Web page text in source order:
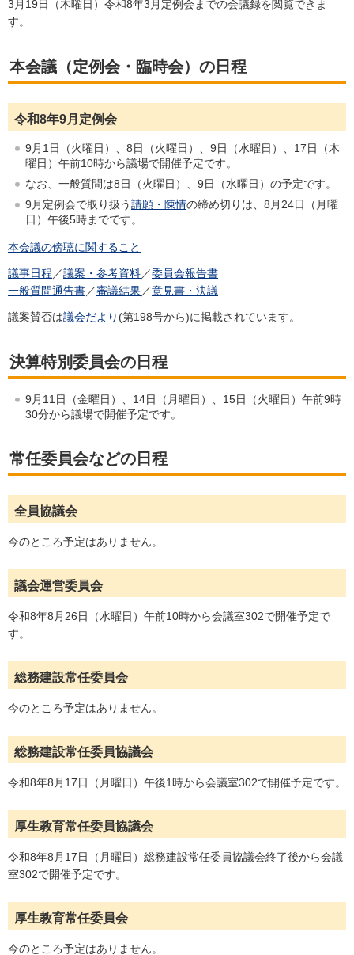
3月19日（木曜日）令和8年3月定例会までの会議録を閲覧できま
す。
本会議（定例会・臨時会）の日程
令和8年9月定例会
9月1日（火曜日）、8日（火曜日）、9日（水曜日）、17日（木
曜日）午前10時から議場で開催予定です。
なお、一般質問は8日（火曜日）、9日（水曜日）の予定です。
9月定例会で取り扱う請願・陳情の締め切りは、8月24日（月曜
日）午後5時までです。
本会議の傍聴に関すること
議事日程 ／議案・参考資料／委員会報告書
一般質問通告書／審議結果／意見書・決議
議案賛否は議会だより (第198号から)に掲載されています。
決算特別委員会の日程
9月11日（金曜日）、14日（月曜日）、15日（火曜日）午前9時
30分から議場で開催予定です。
常任委員会などの日程
全員協議会
今のところ予定はありません。
議会運営委員会
令和8年8月26日（水曜日）午前10時から会議室302で開催予定で
す。
総務建設常任委員会
今のところ予定はありません。
総務建設常任委員協議会
令和8年8月17日（月曜日）午後1時から会議室302で開催予定です。
厚生教育常任委員協議会
令和8年8月17日（月曜日）総務建設常任委員協議会終了後から会議
室302で開催予定です。
厚生教育常任委員会
今のところ予定はありません。